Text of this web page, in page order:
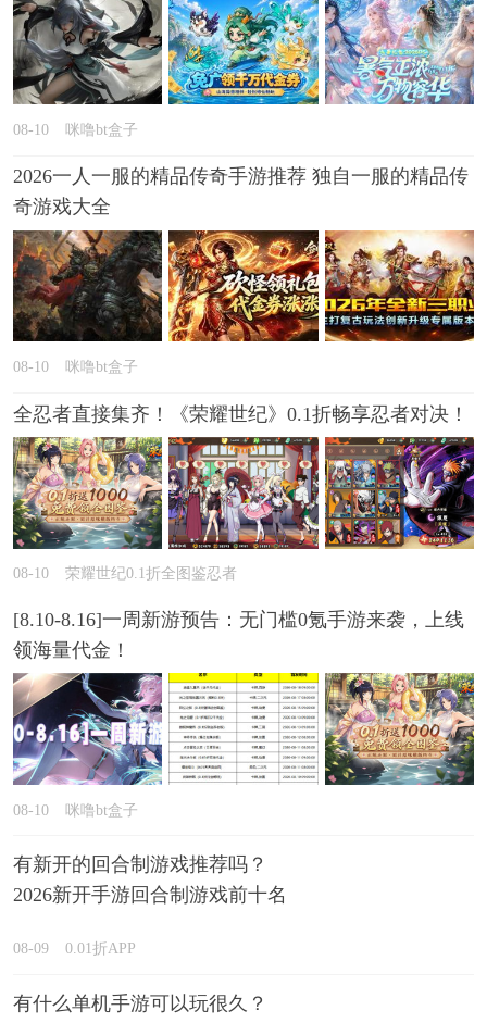
08-10 咪噜bt盒子
2026一人一服的精品传奇手游推荐 独自一服的精品传
奇游戏大全
08-10 咪噜bt盒子
全忍者直接集齐！《荣耀世纪》0.1折畅享忍者对决！
08-10 荣耀世纪0.1折全图鉴忍者
[8.10-8.16]一周新游预告：无门槛0氪手游来袭，上线
领海量代金！
08-10 咪噜bt盒子
有新开的回合制游戏推荐吗？
2026新开手游回合制游戏前十名
08-09 0.01折APP
有什么单机手游可以玩很久？